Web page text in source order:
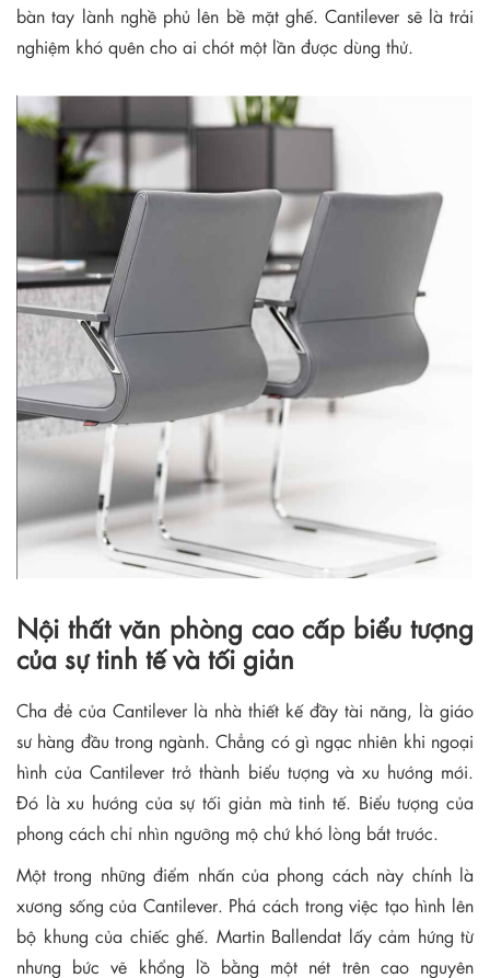
bàn tay lành nghề phủ lên bề mặt ghế. Cantilever sẽ là trải
nghiệm khó quên cho ai chót một lần được dùng thử.
Nội thất văn phòng cao cấp biểu tượng
của sự tinh tế và tối giản
Cha đẻ của Cantilever là nhà thiết kế đầy tài năng, là giáo
sư hàng đầu trong ngành. Chẳng có gì ngạc nhiên khi ngoại
hình của Cantilever trở thành biểu tượng và xu hướng mới.
Đó là xu hướng của sự tối giản mà tinh tế. Biểu tượng của
phong cách chỉ nhìn ngưỡng mộ chứ khó lòng bắt trước.
Một trong những điểm nhấn của phong cách này chính là
xương sống của Cantilever. Phá cách trong việc tạo hình lên
bộ khung của chiếc ghế. Martin Ballendat lấy cảm hứng từ
nhưng bức vẽ khổng lồ bằng một nét trên cao nguyên